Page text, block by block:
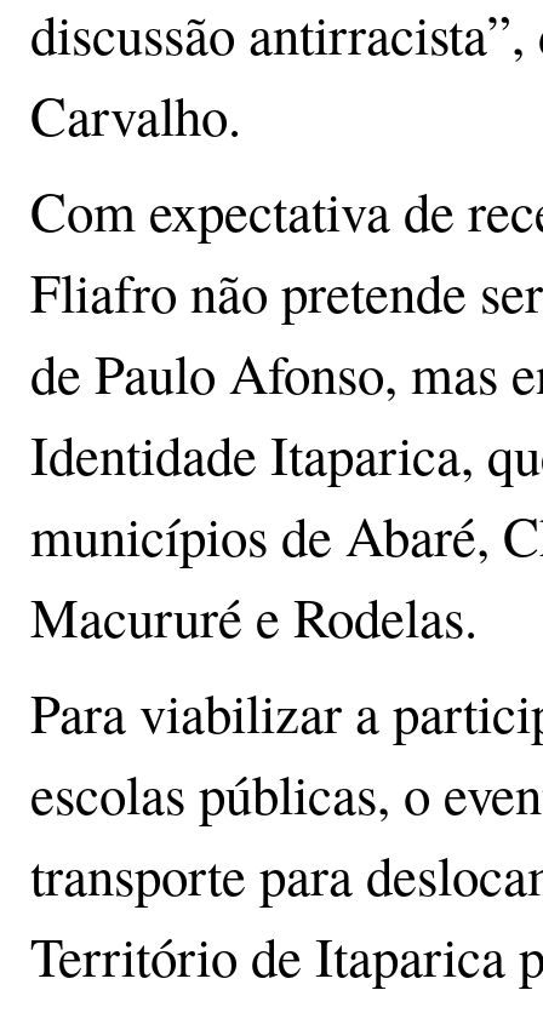
discussão
Carvalho.
Com expectativa de
Fliafro não pretende
de Paulo Afonso, mas
Identidade Itaparica,
municípios de Abaré,
Macururé e Rodelas.
Para viabilizar a
escolas públicas, o
transporte para
Território de Itaparica